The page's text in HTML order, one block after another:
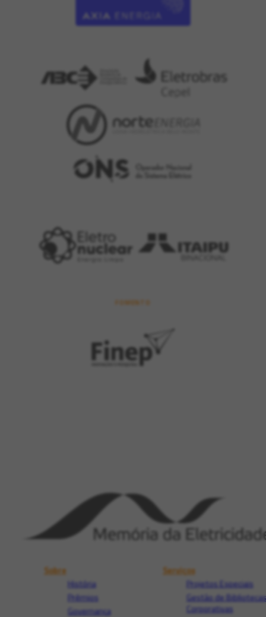
FOMENTO
Sobre
História
Prêmios
Governança
Serviços
Projetos Especiais
Gestão de Bibliotecas
Corporativas